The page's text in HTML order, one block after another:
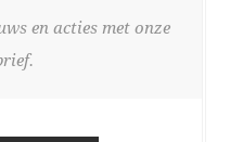
en acties met onze